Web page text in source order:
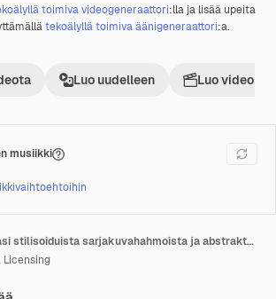
luoma toimiva videogeneraattori:lla ja lisää upeita
tekoälyllä toimiva äänigeneraattori:a.
Luo uudelleen Luo
musiikki
Eloisa kollaasi stilisoiduista sarjakuvahahmoista ja abstrakteista kasvoista
Licensing